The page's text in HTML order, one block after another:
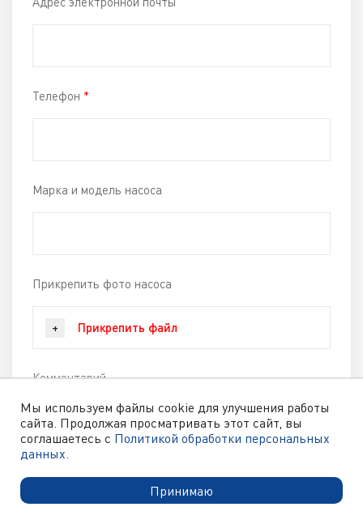
Мы используем файлы cookie для улучшения работы
сайта. Продолжая просматривать этот сайт, вы
соглашаетесь с Политикой обработки персональных
данных.
Принимаю
Телефон *
Марка и модель насоса
Прикрепить фото насоса
+ Прикрепить файл
Комментарий
Отправляя форму, вы